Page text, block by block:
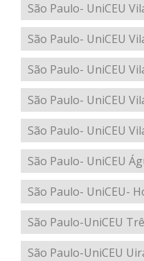
São Paulo- UniCEU
São Paulo- UniCEU
São Paulo- UniCEU
São Paulo- UniCEU
São Paulo- UniCEU
São Paulo- UniCEU
São Paulo- UniCEU-
São Paulo-UniCEU
São Paulo-UniCEU